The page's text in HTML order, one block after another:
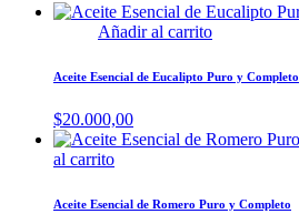
Añadir al carrito
Aceite Esencial de Eucalipto Puro y Completo
$20.000,00
al carrito
Aceite Esencial de Romero Puro y Completo